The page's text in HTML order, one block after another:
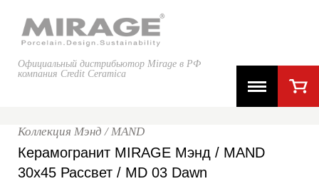
Официальный дистрибьютор Mirage в РФ
компания Credit Ceramica
Коллекция Мэнд / MAND
Керамогранит MIRAGE Мэнд / MAND
30x45 Рассвет / MD 03 Dawn